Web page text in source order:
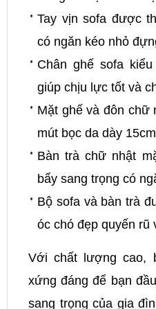
Tay vịn sofa được
có ngăn kéo nhỏ
Chân ghế sofa
giúp chịu lực tốt và
Mặt ghế và đôn chữ
mút bọc da dày
Bàn trà chữ nhật
bẩy sang trọng có
Bộ sofa và bàn trà
óc chó đẹp quyến rũ
Với chất lượng cao,
xứng đáng để bạn
sang trọng của gia